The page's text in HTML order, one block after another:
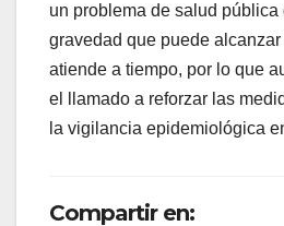
un problema de salud pública
gravedad que puede
atiende a tiempo, por lo que
el llamado a reforzar las
la vigilancia epidemiológica
Compartir en: